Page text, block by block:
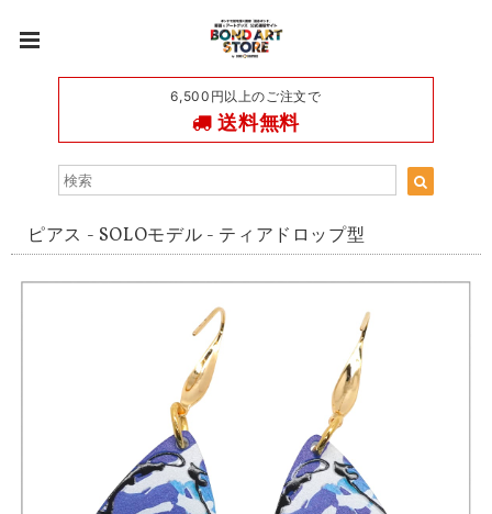
6,500円以上のご注文で
送料無料
ピアス - SOLOモデル - ティアドロップ型